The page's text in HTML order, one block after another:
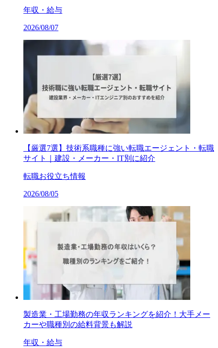
年収・給与
2026/08/07
【厳選7選】技術系職種に強い転職エージェント・転職
サイト｜建設・メーカー・IT別に紹介
転職お役立ち情報
2026/08/05
製造業・工場勤務の年収ランキングを紹介！大手メー
カーや職種別の給料背景も解説
年収・給与